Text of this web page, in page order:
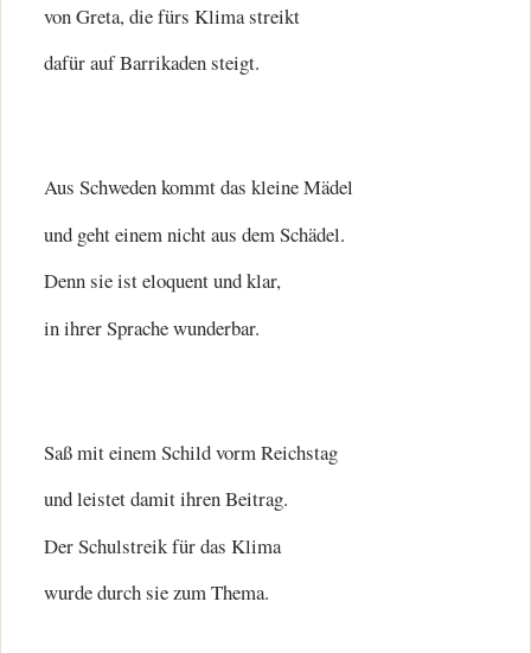
von Greta, die fürs Klima streikt
dafür auf Barrikaden steigt.
Aus Schweden kommt das kleine Mädel
und geht einem nicht aus dem Schädel.
Denn sie ist eloquent und klar,
in ihrer Sprache wunderbar.
Saß mit einem Schild vorm Reichstag
und leistet damit ihren Beitrag.
Der Schulstreik für das Klima
wurde durch sie zum Thema.